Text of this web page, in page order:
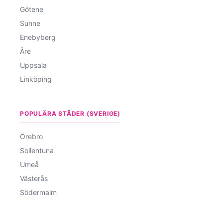
Götene
Sunne
Enebyberg
Åre
Uppsala
Linköping
POPULÄRA STÄDER (SVERIGE)
Örebro
Sollentuna
Umeå
Västerås
Södermalm